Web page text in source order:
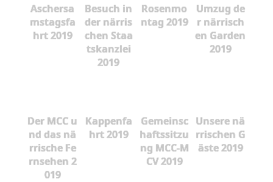
Aschersa
mstagsfa
hrt 2019
Besuch in
der närris
chen Staa
tskanzlei
2019
Rosenmo
ntag 2019
Umzug de
r närrisch
en Garden
2019
Der MCC u
nd das nä
rrische Fe
rnsehen 2
019
Kappenfa
hrt 2019
Gemeinsc
haftssitzu
ng MCC-M
CV 2019
Unsere nä
rrischen G
äste 2019